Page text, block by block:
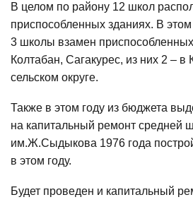
В целом по району 12 школ
приспособленных зданиях. В этом
3 школы взамен
Колтабан, Сагакурес, из них 2 – в
сельском округе.
Также в этом году из бюджета
на капитальный ремонт средней
им.Ж.Сыдыкова 1976 года
в этом году.
Будет проведен и капитальный